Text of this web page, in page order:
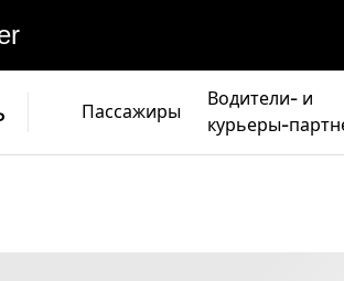
Пассажиры
Водители- и
курьеры-